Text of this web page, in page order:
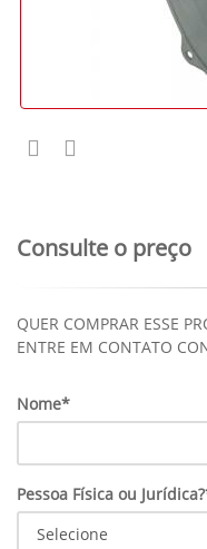
Consulte o preço
QUER COMPRAR ESSE
ENTRE EM CONTATO
Nome*
Pessoa Física ou